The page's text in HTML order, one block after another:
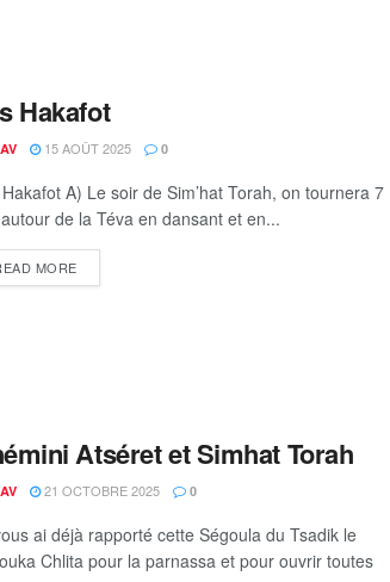
Hakafot
15 AOÛT 2025 0
A) Le soir de Sim’hat Torah, on tournera 7
de la Téva en dansant et en...
MOREDETAILS
Atséret et Simhat Torah
21 OCTOBRE 2025 0
ai déjà rapporté cette Ségoula du Tsadik le
Chlita pour la parnassa et pour ouvrir toutes